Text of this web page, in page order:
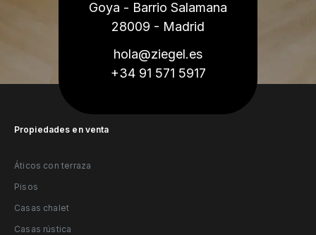
Goya - Barrio Salamana
28009 - Madrid
hola@ziegel.es
+34 91 571 5917
Propiedades en venta
Áticos con terraza
Pisos
Casas chalet
Casas rústica